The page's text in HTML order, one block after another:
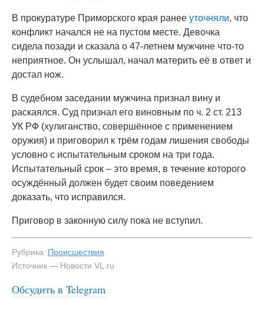
В прокуратуре Приморского края ранее уточняли, что
конфликт начался не на пустом месте. Девочка
сидела позади и сказала о 47-летнем мужчине что-то
неприятное. Он услышал, начал материть её в ответ и
достал нож.
В судебном заседании мужчина признал вину и
раскаялся. Суд признал его виновным по ч. 2 ст. 213
УК РФ (хулиганство, совершённое с применением
оружия) и приговорил к трём годам лишения свободы
условно с испытательным сроком на три года.
Испытательный срок – это время, в течение которого
осуждённый должен будет своим поведением
доказать, что исправился.
Приговор в законную силу пока не вступил.
Рубрика: Происшествия
Источник — Новости VL.ru
Обсудить в Telegram